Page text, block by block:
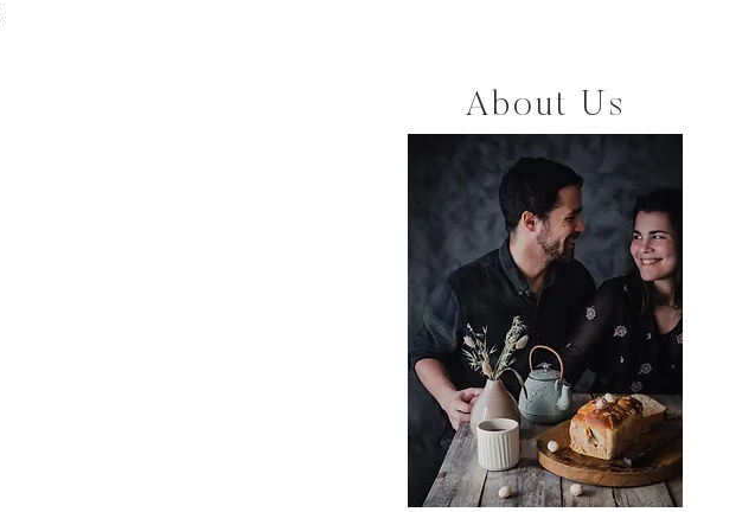
About Us